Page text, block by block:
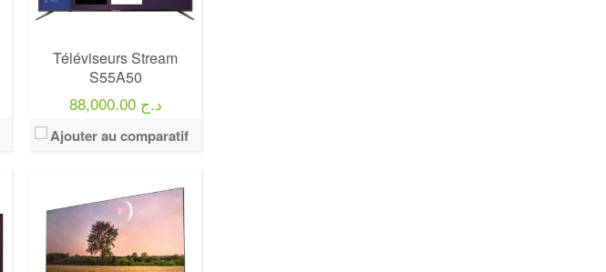
Téléviseurs Stream
S55A50
88,000.00 د.ج
Ajouter au comparatif